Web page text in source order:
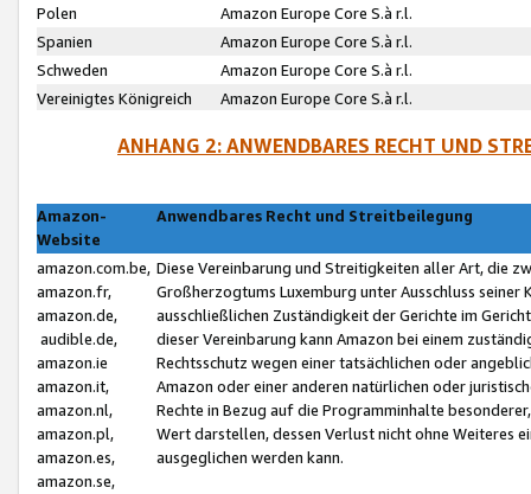
Polen
Amazon Europe Core S.à r.l.
Spanien
Amazon Europe Core S.à r.l.
Schweden
Amazon Europe Core S.à r.l.
Vereinigtes Königreich
Amazon Europe Core S.à r.l.
ANHANG 2: ANWENDBARES RECHT UND
Amazon-
Website
Anwendbares Recht und Streitbeilegung
amazon.com.be,
amazon.fr,
amazon.de,
audible.de,
amazon.ie
amazon.it,
amazon.nl,
amazon.pl,
amazon.es,
amazon.se,
Diese Vereinbarung und Streitigkeiten aller Art, die
Großherzogtums Luxemburg unter Ausschluss
ausschließlichen Zuständigkeit der Gerichte im
dieser Vereinbarung kann Amazon bei einem
Rechtsschutz wegen einer tatsächlichen oder
Amazon oder einer anderen natürlichen oder
Rechte in Bezug auf die Programminhalte
Wert darstellen, dessen Verlust nicht ohne Weiteres
ausgeglichen werden kann.